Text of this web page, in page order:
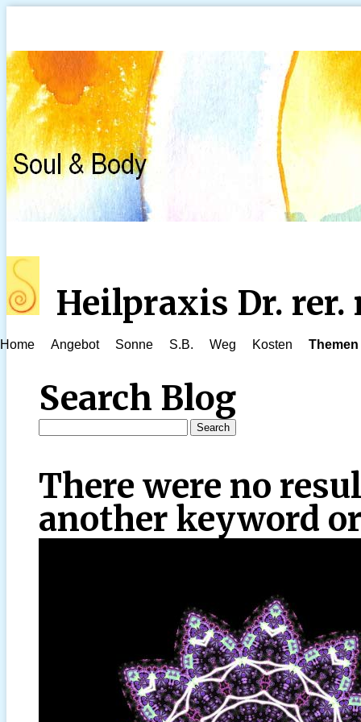
Heilpraxis Dr. rer.
Home Angebot Sonne S.B. Weg Kosten Themen
Search Blog
There were no
another keyword